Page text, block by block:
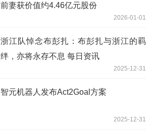
前妻获价值约4.46亿元股份
2026-01-01
浙江队悼念布彭扎：布彭扎与浙江的羁
绊，亦将永存不息 每日资讯
2025-12-31
智元机器人发布Act2Goal方案
2025-12-31